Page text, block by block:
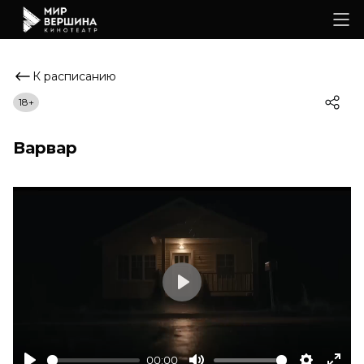
К расписанию
Варвар
18+
00:00
Play